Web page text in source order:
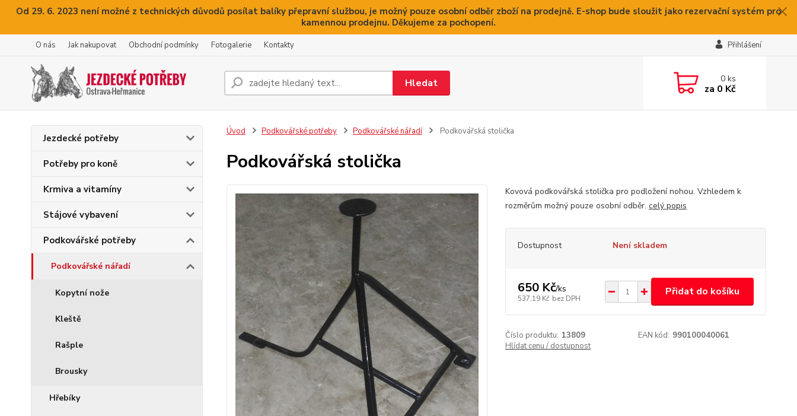
Od 29. 6. 2023 není možné z technických důvodů posílat balíky přepravní službou, je možný pouze osobní odběr zboží na prodejně. E-shop bude sloužit jako rezervační systém pro
kamennou prodejnu. Děkujeme za pochopení.
O nás Jak nakupovat Obchodní podmínky Fotogalerie Kontakty Přihlášení
Hledat 0ks
za 0 Kč
Jezdecké potřeby
Potřeby pro koně
Krmiva a vitamíny
Stájové vybavení
Podkovářské potřeby
Podkovářské nářadí
Kopytní nože
Kleště
Rašple
Brousky
Hřebíky
Úvod Podkovářské potřeby Podkovářské nářadí Podkovářská stolička
Podkovářská stolička
Kovová podkovářská stolička pro podložení nohou. Vzhledem k
rozměrům možný pouze osobní odběr. celý popis
Dostupnost Není skladem
650 Kč/ks
537,19 Kč bez DPH
Přidat do košíku
Číslo produktu: 13809 EAN kód: 990100040061
Hlídat cenu / dostupnost